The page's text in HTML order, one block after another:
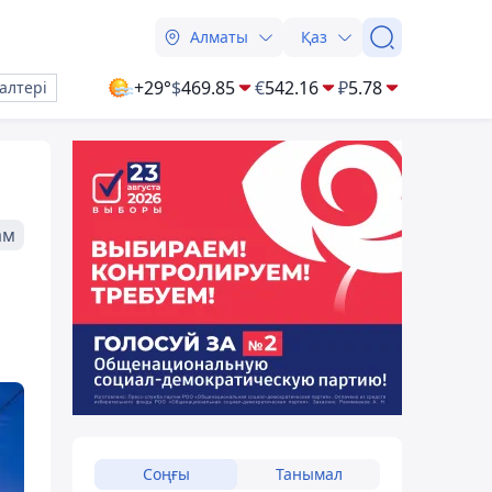
Алматы Қаз
+29°$469.85 €542.16 ₽5.78
Соңғы Танымал